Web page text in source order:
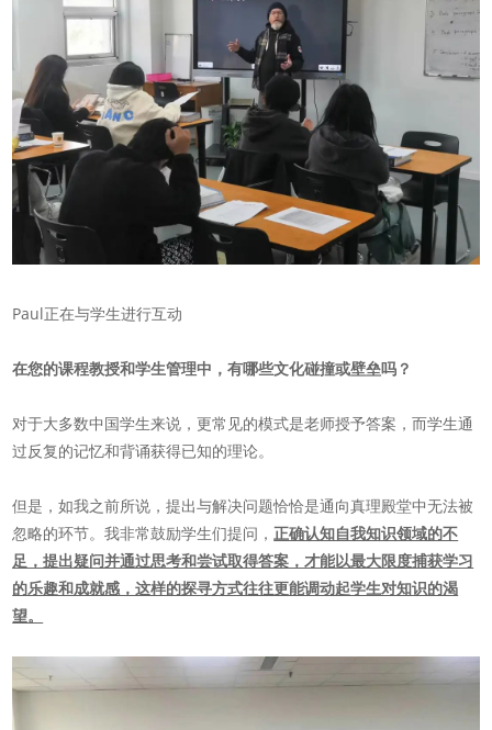
Paul正在与学生进行互动
在您的课程教授和学生管理中，有哪些文化碰撞或壁垒吗？
对于大多数中国学生来说，更常见的模式是老师授予答案，而学生通
过反复的记忆和背诵获得已知的理论。
但是，如我之前所说，提出与解决问题恰恰是通向真理殿堂中无法被
忽略的环节。我非常鼓励学生们提问，正确认知自我知识领域的不
足，提出疑问并通过思考和尝试取得答案，才能以最大限度捕获学习
的乐趣和成就感，这样的探寻方式往往更能调动起学生对知识的渴
望。